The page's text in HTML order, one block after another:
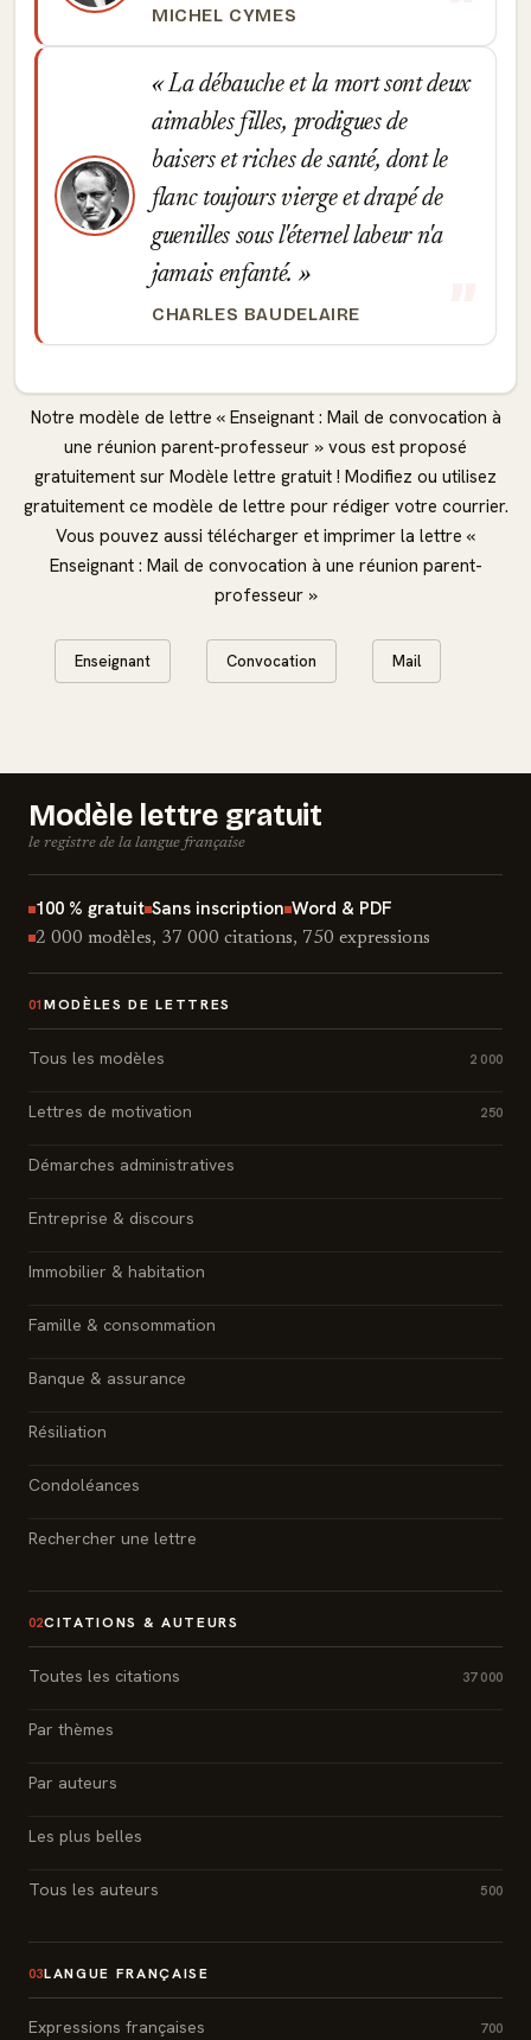
MICHEL CYMES
La débauche et la mort sont deux
aimables filles, prodigues de
baisers et riches de santé, dont le
flanc toujours vierge et drapé de
guenilles sous l'éternel labeur n'a
jamais enfanté.
CHARLES BAUDELAIRE
Notre modèle de lettre « Enseignant : Mail de convocation à
une réunion parent-professeur » vous est proposé
gratuitement sur Modèle lettre gratuit ! Modifiez ou utilisez
gratuitement ce modèle de lettre pour rédiger votre courrier.
Vous pouvez aussi télécharger et imprimer la lettre «
Enseignant : Mail de convocation à une réunion parent-
professeur »
Enseignant Convocation Mail
Modèle lettre gratuit
le registre de la langue française
100 % gratuit Sans inscription Word & PDF
2 000 modèles, 37 000 citations, 750 expressions
01 MODÈLES DE LETTRES
Tous les modèles 2 000
Lettres de motivation 250
Démarches administratives
Entreprise & discours
Immobilier & habitation
Famille & consommation
Banque & assurance
Résiliation
Condoléances
Rechercher une lettre
02CITATIONS & AUTEURS
Toutes les citations 37 000
Par thèmes
Par auteurs
Les plus belles
Tous les auteurs 500
03LANGUE FRANÇAISE
Expressions françaises 700